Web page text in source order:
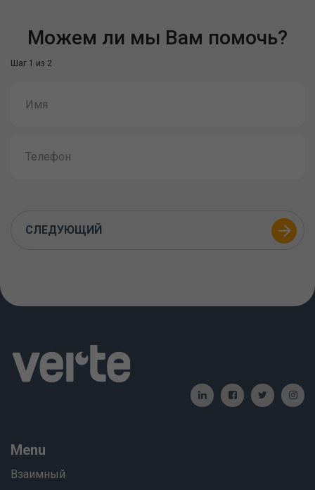
Можем ли мы Вам помочь?
Шаг 1 из 2
СЛЕДУЮЩИЙ
Menu
Взаимный